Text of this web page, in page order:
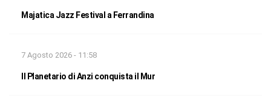
Majatica Jazz Festival a Ferrandina
7 Agosto 2026 - 11:58
Il Planetario di Anzi conquista il Mur